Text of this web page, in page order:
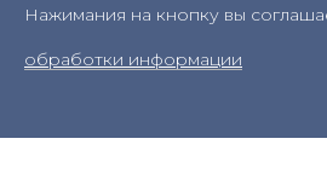
Нажимания на кнопку вы
обработки информации